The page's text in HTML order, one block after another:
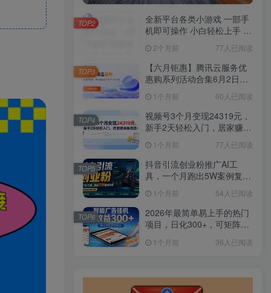
全新平台各类小游戏 一部手
机即可操作 小白轻松上手 长
2个月前 77人已阅读
TOP2
【六月钜惠】腾讯云服务优
惠购系列活动合集6月2日更
1个月前 60人已阅读
TOP3
视频号3个月变现24319元，
新手2天轻松入门，居家赚米
1个月前 77人已阅读
TOP4
抖音引流创业粉推广AI工
具，一个月跑出5W案例复
1个月前 54人已阅读
TOP5
2026年最简单易上手的热门
项目，日化300+，可矩阵操
1个月前 36人已阅读
TOP6